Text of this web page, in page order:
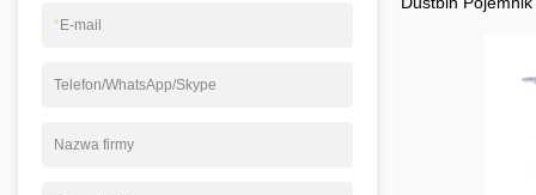
*E-mail
Telefon/WhatsApp/Skype
Nazwa firmy
standardy
obejmują